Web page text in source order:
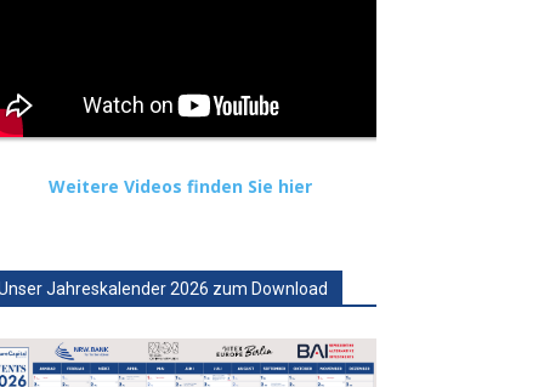
Weitere Videos finden Sie hier
Jahreskalender 2026 zum Download